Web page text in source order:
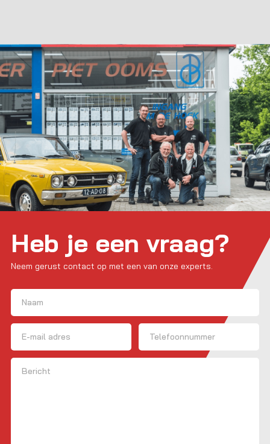
Heb je een vraag?
Neem gerust contact op met een van onze experts.
Naam
Voornaam
E-mailadres Telefoon
Bericht